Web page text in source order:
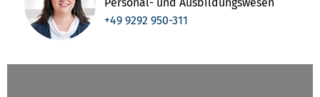
+49 9292 950-311